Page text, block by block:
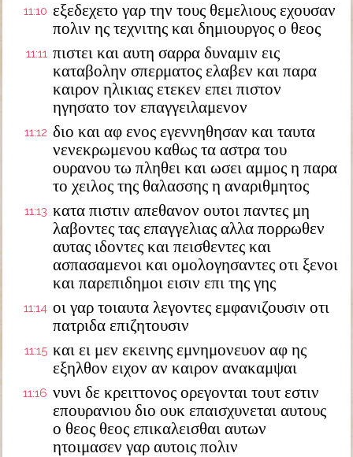
11:10 εξεδεχετο γαρ την τους θεμελιους εχουσαν
πολιν ης τεχνιτης και δημιουργος ο θεος
11:11 πιστει και αυτη σαρρα δυναμιν εις
καταβολην σπερματος ελαβεν και παρα
καιρον ηλικιας ετεκεν επει πιστον
ηγησατο τον επαγγειλαμενον
11:12 διο και αφ ενος εγεννηθησαν και ταυτα
νενεκρωμενου καθως τα αστρα του
ουρανου τω πληθει και ωσει αμμος η παρα
το χειλος της θαλασσης η αναριθμητος
11:13 κατα πιστιν απεθανον ουτοι παντες μη
λαβοντες τας επαγγελιας αλλα πορρωθεν
αυτας ιδοντες και πεισθεντες και
ασπασαμενοι και ομολογησαντες οτι ξενοι
και παρεπιδημοι εισιν επι της γης
11:14 οι γαρ τοιαυτα λεγοντες εμφανιζουσιν οτι
πατριδα επιζητουσιν
11:15 και ει μεν εκεινης εμνημονευον αφ ης
εξηλθον ειχον αν καιρον ανακαμψαι
11:16 νυνι δε κρειττονος ορεγονται τουτ εστιν
επουρανιου διο ουκ επαισχυνεται αυτους
ο θεος θεος επικαλεισθαι αυτων
ητοιμασεν γαρ αυτοις πολιν